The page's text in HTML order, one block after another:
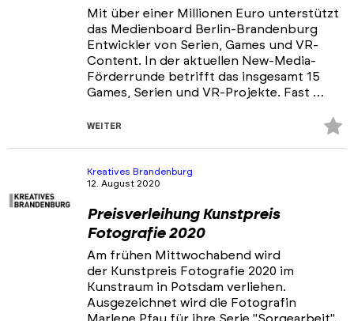
Mit über einer Millionen Euro unterstützt
das Medienboard Berlin-Brandenburg
Entwickler von Serien, Games und VR-
Content. In der aktuellen New-Media-
Förderrunde betrifft das insgesamt 15
Games, Serien und VR-Projekte. Fast …
WEITER
Kreatives Brandenburg
12. August 2020
Preisverleihung Kunstpreis
Fotografie 2020
Am frühen Mittwochabend wird
der Kunstpreis Fotografie 2020 im
Kunstraum in Potsdam verliehen.
Ausgezeichnet wird die Fotografin